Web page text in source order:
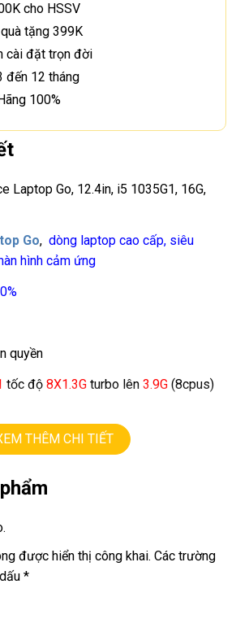
cho HSSV
tặng 399K
cài đặt trọn đời
đến 12 tháng
100%
Laptop Go, 12.4in, i5 1035G1, 16G,
Go, dòng laptop cao cấp, siêu
hình cảm ứng
quyền
tốc độ 8X1.3G turbo lên 3.9G (8cpus)
x 1024)
type C
THÊM CHI TIẾT
được hiển thị công khai. Các trường
*